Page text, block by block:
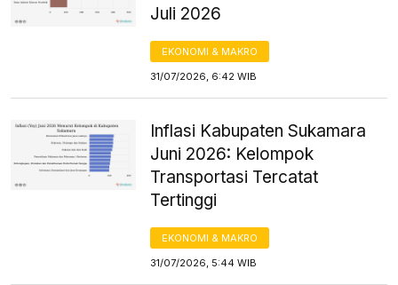
Juli 2026
EKONOMI & MAKRO
31/07/2026, 6:42 WIB
Inflasi Kabupaten Sukamara
Juni 2026: Kelompok
Transportasi Tercatat
Tertinggi
EKONOMI & MAKRO
31/07/2026, 5:44 WIB